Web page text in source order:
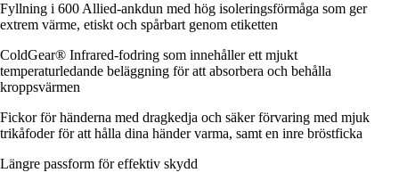
Fyllning i 600 Allied-ankdun med hög isoleringsförmåga som ger
extrem värme, etiskt och spårbart genom etiketten
ColdGear® Infrared-fodring som innehåller ett mjukt
temperaturledande beläggning för att absorbera och behålla
kroppsvärmen
Fickor för händerna med dragkedja och säker förvaring med mjuk
trikåfoder för att hålla dina händer varma, samt en inre bröstficka
Längre passform för effektiv skydd